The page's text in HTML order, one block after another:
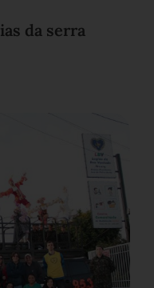
da serra